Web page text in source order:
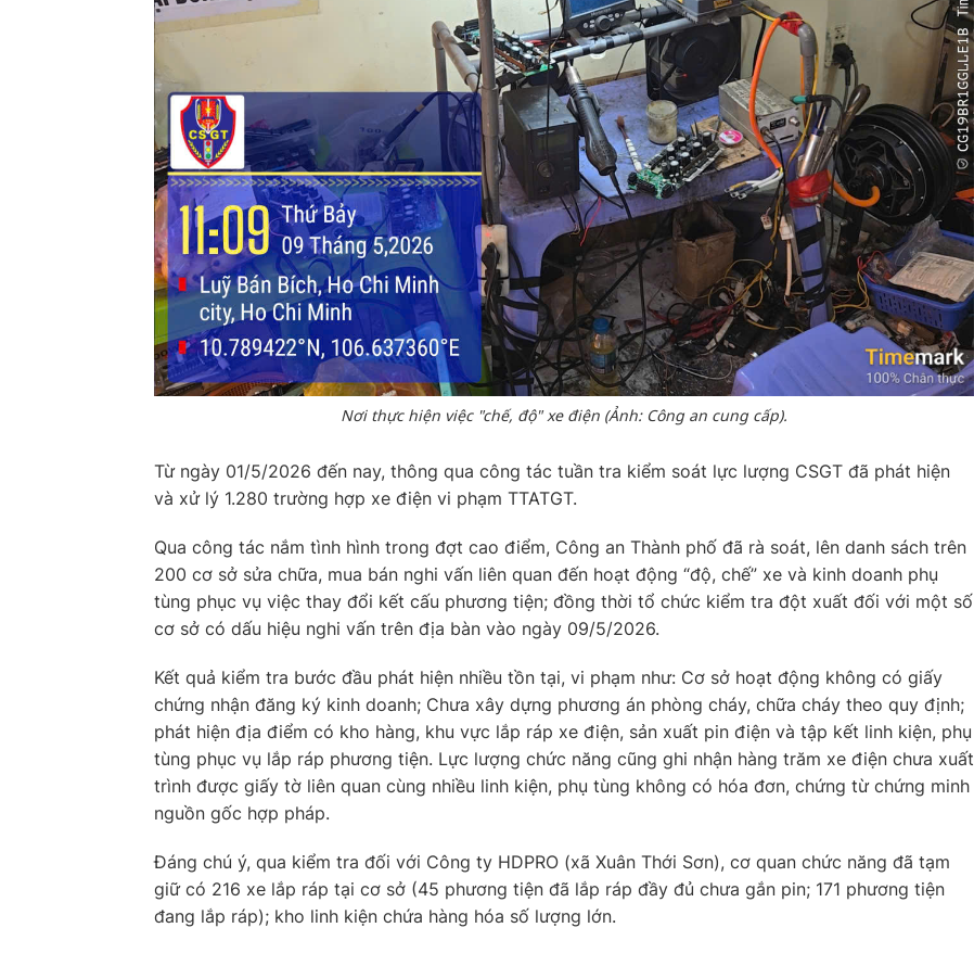
Nơi thực hiện việc "chế, độ" xe điện (Ảnh: Công an cung cấp).
Từ ngày 01/5/2026 đến nay, thông qua công tác tuần tra kiểm soát lực lượng CSGT đã phát hiện
và xử lý 1.280 trường hợp xe điện vi phạm TTATGT.
Qua công tác nắm tình hình trong đợt cao điểm, Công an Thành phố đã rà soát, lên danh sách trên
200 cơ sở sửa chữa, mua bán nghi vấn liên quan đến hoạt động “độ, chế” xe và kinh doanh phụ
tùng phục vụ việc thay đổi kết cấu phương tiện; đồng thời tổ chức kiểm tra đột xuất đối với một số
cơ sở có dấu hiệu nghi vấn trên địa bàn vào ngày 09/5/2026.
Kết quả kiểm tra bước đầu phát hiện nhiều tồn tại, vi phạm như: Cơ sở hoạt động không có giấy
chứng nhận đăng ký kinh doanh; Chưa xây dựng phương án phòng cháy, chữa cháy theo quy định;
phát hiện địa điểm có kho hàng, khu vực lắp ráp xe điện, sản xuất pin điện và tập kết linh kiện, phụ
tùng phục vụ lắp ráp phương tiện. Lực lượng chức năng cũng ghi nhận hàng trăm xe điện chưa xuất
trình được giấy tờ liên quan cùng nhiều linh kiện, phụ tùng không có hóa đơn, chứng từ chứng minh
nguồn gốc hợp pháp.
Đáng chú ý, qua kiểm tra đối với Công ty HDPRO (xã Xuân Thới Sơn), cơ quan chức năng đã tạm
giữ có 216 xe lắp ráp tại cơ sở (45 phương tiện đã lắp ráp đầy đủ chưa gắn pin; 171 phương tiện
đang lắp ráp); kho linh kiện chứa hàng hóa số lượng lớn.